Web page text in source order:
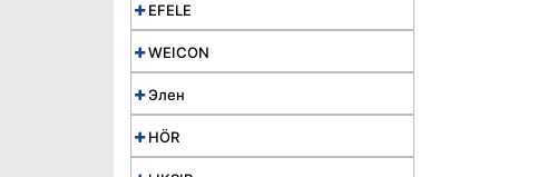
EFELE
WEICON
Элен
HÖR